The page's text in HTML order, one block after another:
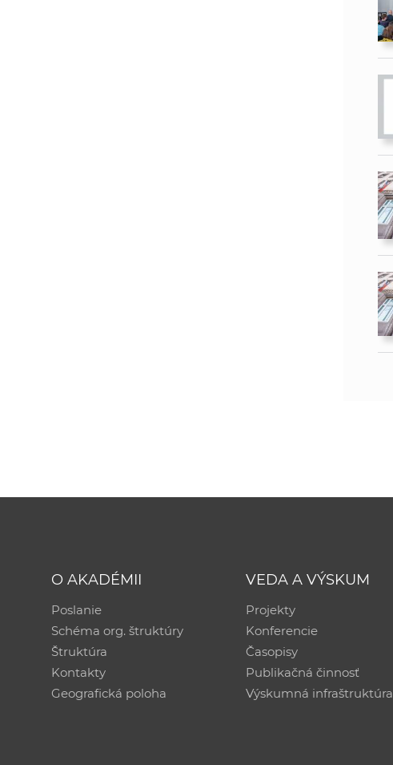
O AKADÉMII
Poslanie
Schéma org. štruktúry
Štruktúra
Kontakty
Geografická poloha
VEDA A VÝSKUM
Projekty
Konferencie
Časopisy
Publikačná činnosť
Výskumná infraštruktúra